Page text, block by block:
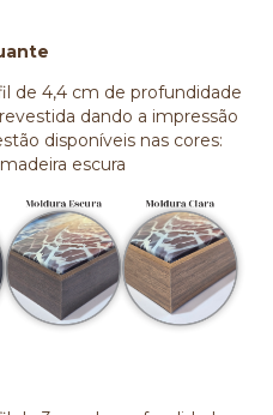
de 4,4 cm de profundidade
dando a impressão
disponíveis nas cores:
escura